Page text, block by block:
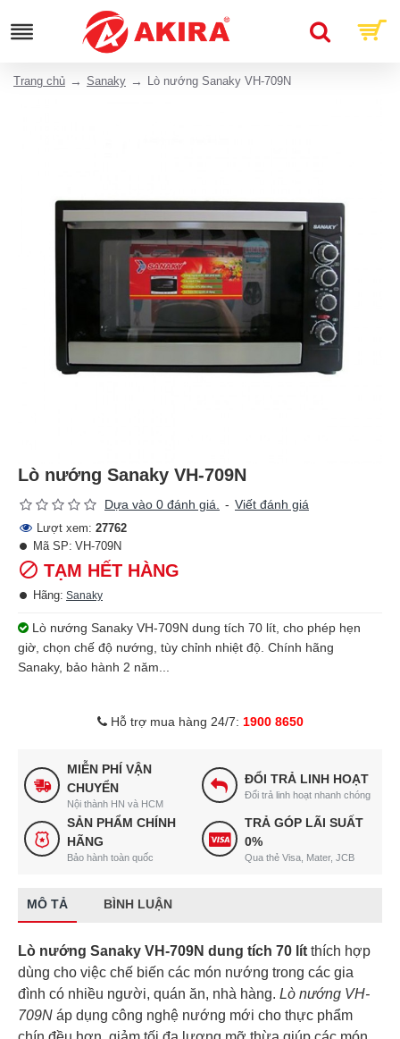
Trang chủ Sanaky Lò nướng Sanaky VH-709N
Lò nướng Sanaky VH-709N
Dựa vào 0 đánh giá. - Viết đánh giá
Lượt xem: 27762
TẠM HẾT HÀNG
Hãng: Sanaky
Mã SP: VH-709N
Lò nướng Sanaky VH-709N dung tích 70 lít, cho phép hẹn
giờ, chọn chế độ nướng, tùy chỉnh nhiệt độ. Chính hãng
Sanaky, bảo hành 2 năm...
Hỗ trợ mua hàng 24/7: 1900 8650
MIỄN PHÍ VẬN
CHUYỂN
Nội thành HN và HCM
ĐỔI TRẢ LINH HOẠT
Đổi trả linh hoạt nhanh chóng
SẢN PHẨM CHÍNH
HÃNG
Bảo hành toàn quốc
TRẢ GÓP LÃI SUẤT
0%
Qua thẻ Visa, Mater, JCB
MÔ TẢ BÌNH LUẬN
Lò nướng Sanaky VH-709N dung tích 70 lít thích hợp
dùng cho việc chế biến các món nướng trong các gia
đình có nhiều người, quán ăn, nhà hàng. Lò nướng VH-
709N áp dụng công nghệ nướng mới cho thực phẩm